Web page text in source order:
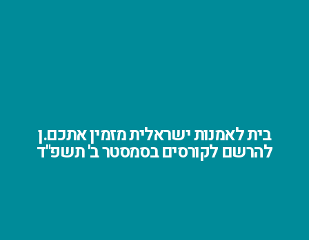
בית לאמנות ישראלית מזמין אתכם.ן
להרשם לקורסים בסמסטר ב' תשפ"ד